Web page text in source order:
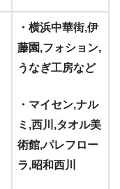
・横浜中華街,伊
藤園,フォション,
うなぎ工房など
・マイセン,ナル
ミ,西川,タオル美
術館,パレフロー
ラ,昭和西川